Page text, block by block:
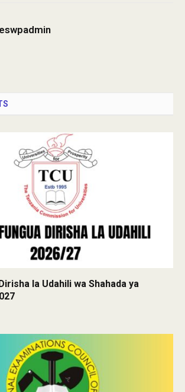
la Udahili wa Shahada ya